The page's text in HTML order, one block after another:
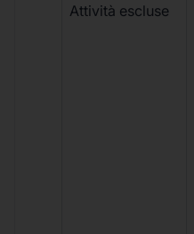
Attività escluse